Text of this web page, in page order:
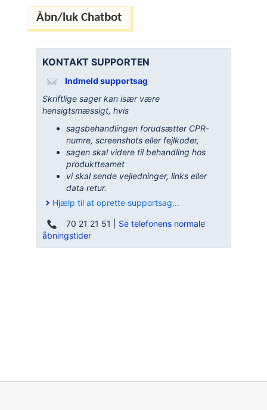
KONTAKT SUPPORTEN
Indmeld supportsag
Skriftlige sager kan især være
hensigtsmæssigt, hvis
sagsbehandlingen forudsætter CPR-
numre, screenshots eller fejlkoder,
sagen skal videre til behandling hos
produktteamet
vi skal sende vejledninger, links eller
data retur.
Hjælp til at oprette supportsag...
70 21 21 51 | Se telefonens normale
åbningstider